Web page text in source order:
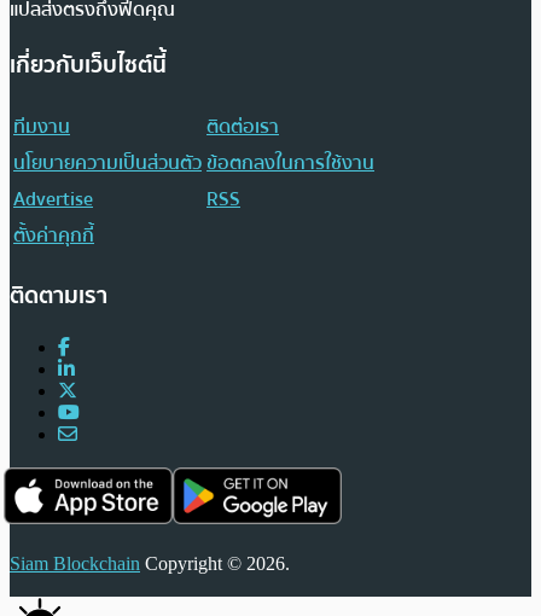
แปลส่งตรงถึงฟีดคุณ
เกี่ยวกับเว็บไซต์นี้
ทีมงาน
ติดต่อเรา
นโยบายความเป็นส่วนตัวข้อตกลงในการใช้งาน
Advertise
RSS
ตั้งค่าคุกกี้
ติดตามเรา
Siam Blockchain Copyright © 2026.